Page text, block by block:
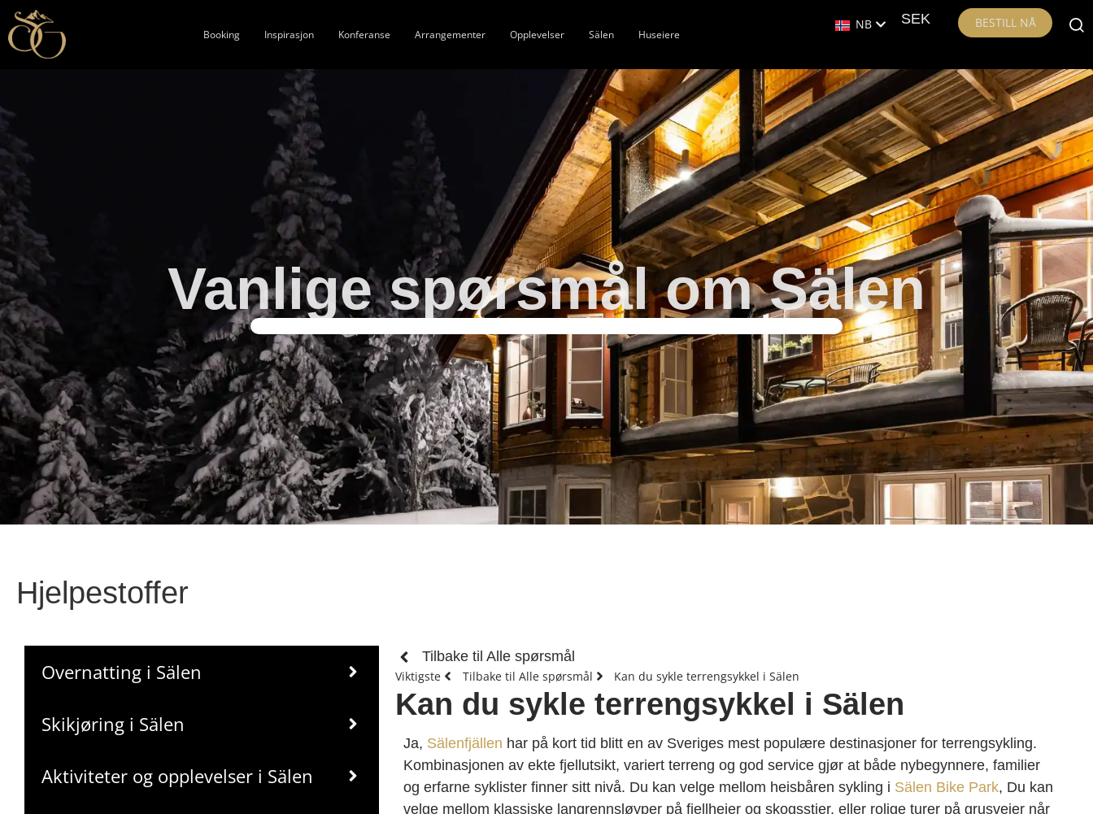
Booking Inspirasjon Konferanse Arrangementer Opplevelser Sälen Huseiere
NB SEK BESTILL NÅ
Vanlige spørsmål om Sälen
Hjelpestoffer
Overnatting i Sälen
Skikjøring i Sälen
Aktiviteter og opplevelser i Sälen
Tilbake til Alle spørsmål
Viktigste Tilbake til Alle spørsmål Kan du sykle terrengsykkel i Sälen
Kan du sykle terrengsykkel i Sälen
Ja, Sälenfjällen har på kort tid blitt en av Sveriges mest populære destinasjoner for terrengsykling.
Kombinasjonen av ekte fjellutsikt, variert terreng og god service gjør at både nybegynnere, familier
og erfarne syklister finner sitt nivå. Du kan velge mellom heisbåren sykling i Sälen Bike Park, Du kan
velge mellom klassiske langrennsløyper på fjellheier og skogsstier, eller rolige turer på grusveier når